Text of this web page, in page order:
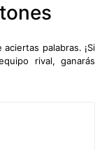
palabras. ¡Si
rival, ganarás